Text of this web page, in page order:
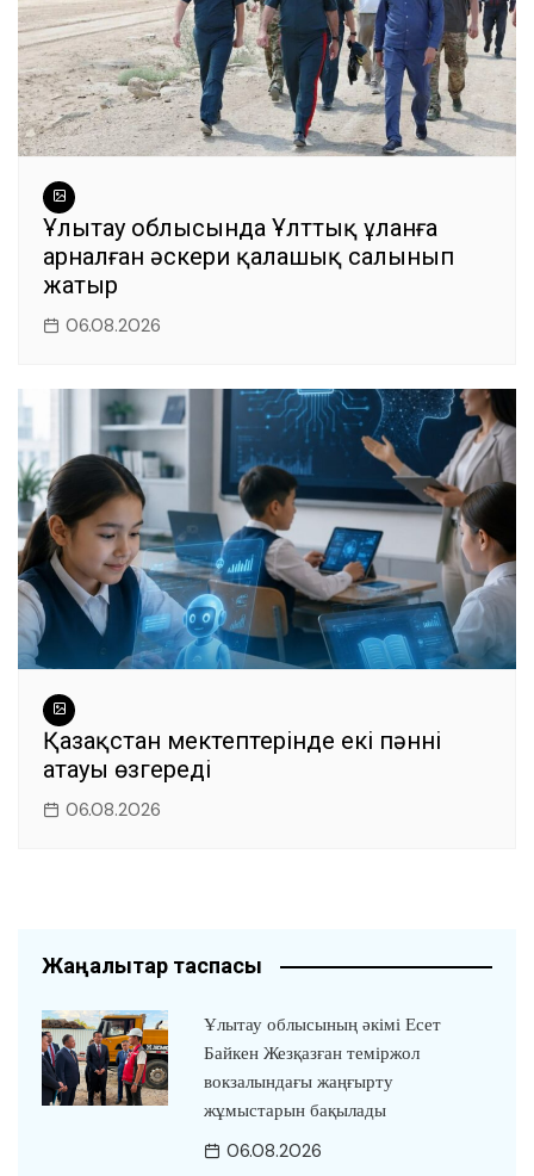
Ұлытау облысында Ұлттық ұланға
арналған әскери қалашық салынып
жатыр
06.08.2026
Қазақстан мектептерінде екі пәннің
атауы өзгереді
06.08.2026
Жаңалықтар таспасы
Ұлытау облысының әкімі Есет
Байкен Жезқазған теміржол
вокзалындағы жаңғырту
жұмыстарын бақылады
06.08.2026